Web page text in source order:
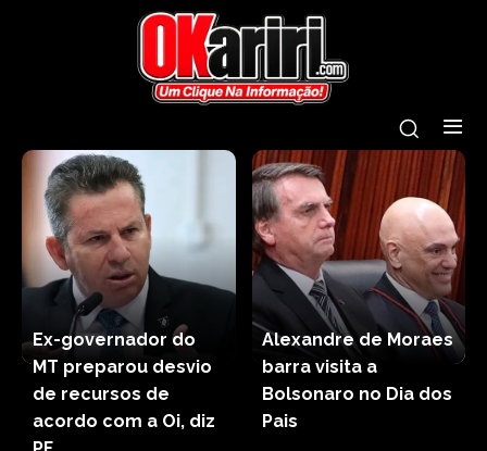
Ex-governador do
MT preparou desvio
de recursos de
acordo com a Oi, diz
Alexandre de Moraes
barra visita a
Bolsonaro no Dia dos
Pais